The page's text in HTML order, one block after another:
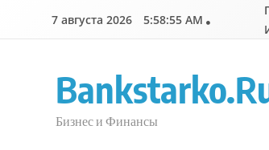
7 августа 2026 5:58:56 AM
Бизнес и Финансы